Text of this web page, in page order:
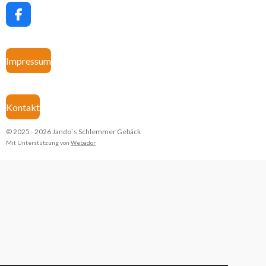
F
a
b
o
k
Impressum
Kontakt
© 2025 - 2026 Jando`s Schlemmer Gebäck
Mit Unterstützung von Webador